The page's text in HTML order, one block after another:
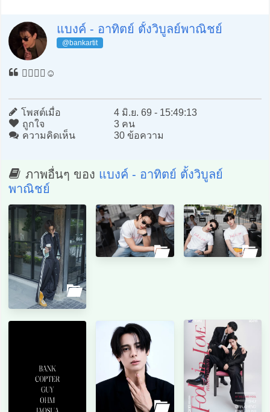
แบงค์ - อาทิตย์ ตั้งวิบูลย์พาณิชย์
@bankartit
😵‍💫🤭🙂☺️
โพสต์เมื่อ
4 มิ.ย. 69 - 15:49:13
ถูกใจ
3 คน
ความคิดเห็น
30 ข้อความ
ภาพอื่นๆ ของ แบงค์ - อาทิตย์ ตั้งวิบูลย์
พาณิชย์